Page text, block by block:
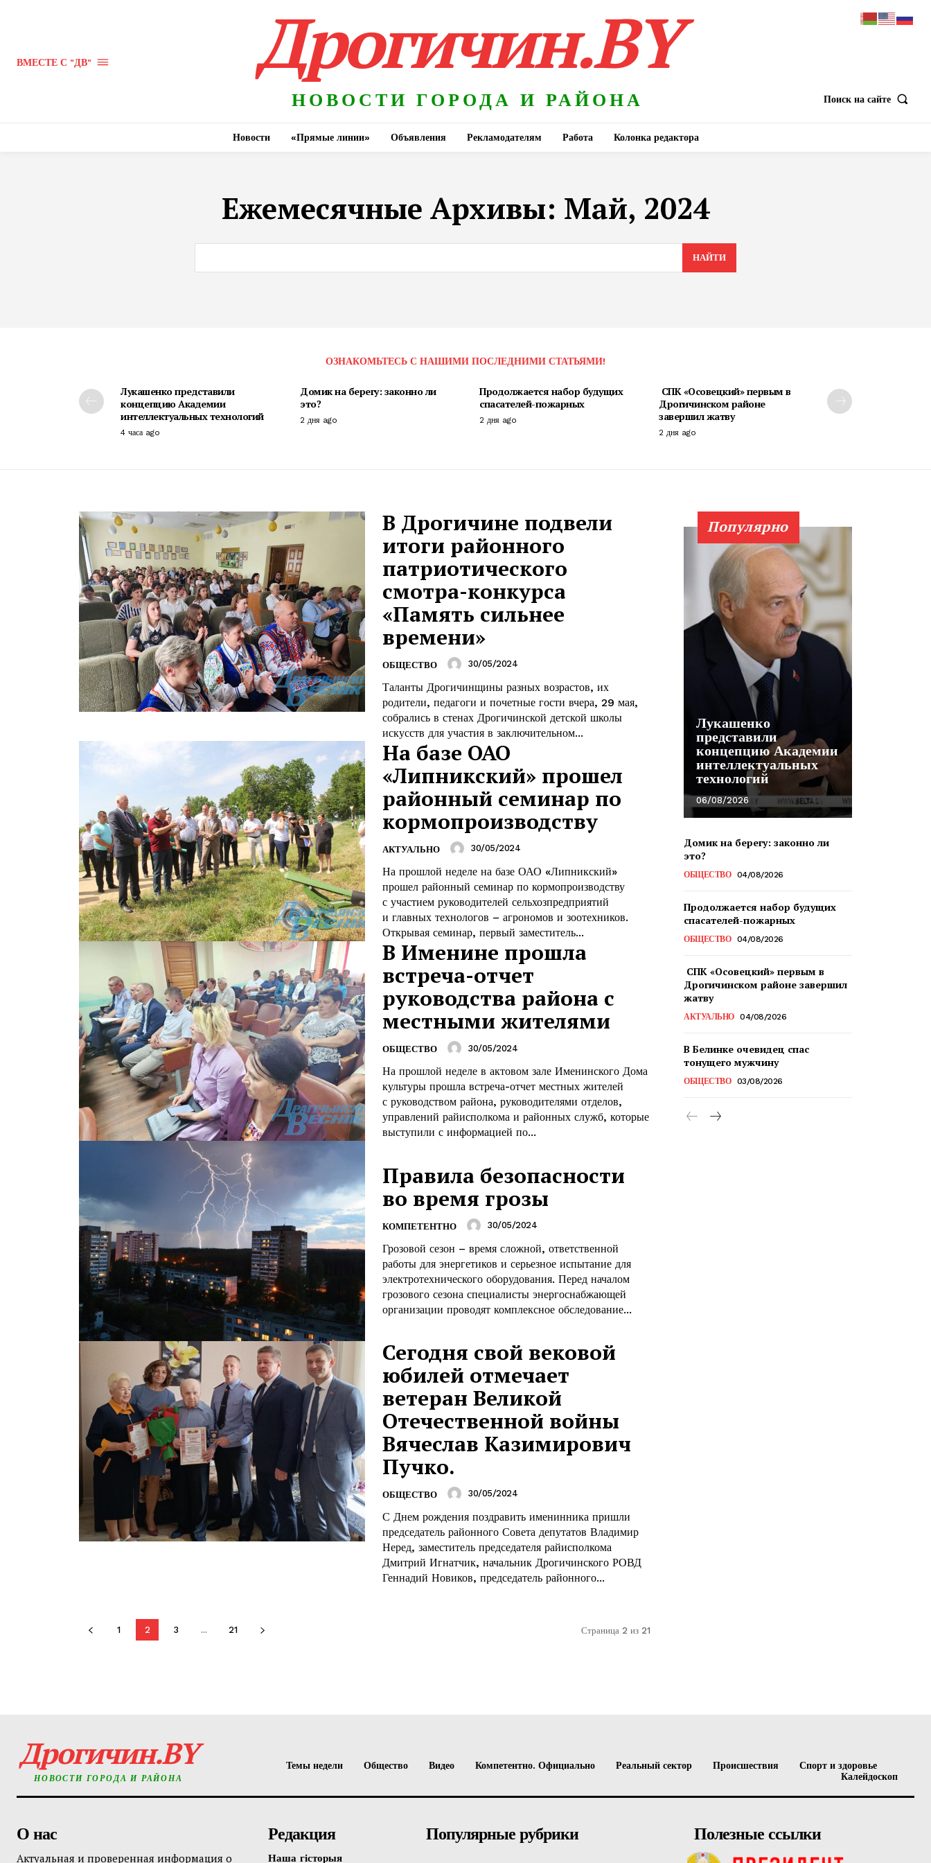
Газета
"Драгічынскі Веснік"
ПОДПИСАТЬСЯ
Редакция "ДВ"
Наша гісторыя
Контакты
Правила использования материалов
Электронные обращения
ВМЕСТЕ С "ДВ" Дрогичин.BY
НОВОСТИ ГОРОДА И РАЙОНА Поиск на сайте
Новости «Прямые линии» Объявления Рекламодателям Работа Колонка редактора
Ежемесячные Архивы: Май, 2024
НАЙТИ
ОЗНАКОМЬТЕСЬ С НАШИМИ ПОСЛЕДНИМИ СТАТЬЯМИ!
Лукашенко представили
концепцию Академии
интеллектуальных технологий
4 часа ago
Домик на берегу: законно ли
это?
2 дня ago
Продолжается набор будущих
спасателей-пожарных
2 дня ago
СПК «Осовецкий» первым в
Дрогичинском районе
завершил жатву
2 дня ago
В Дрогичине подвели
итоги районного
патриотического
смотра-конкурса
«Память сильнее
времени»
ОБЩЕСТВО 30/05/2024
Таланты Дрогичинщины разных возрастов, их
родители, педагоги и почетные гости вчера, 29 мая,
собрались в стенах Дрогичинской детской школы
искусств для участия в заключительном...
На базе ОАО
«Липникский» прошел
районный семинар по
кормопроизводству
АКТУАЛЬНО 30/05/2024
На прошлой неделе на базе ОАО «Липникский»
прошел районный семинар по кормопроизводству
с участием руководителей сельхозпредприятий
и главных технологов – агрономов и зоотехников.
Открывая семинар, первый заместитель...
В Именине прошла
встреча-отчет
руководства района с
местными жителями
ОБЩЕСТВО 30/05/2024
На прошлой неделе в актовом зале Именинского Дома
культуры прошла встреча-­отчет местных жителей
с руководством района, руководителями отделов,
управлений райисполкома и районных служб, которые
выступили с информацией по...
Правила безопасности
во время грозы
КОМПЕТЕНТНО 30/05/2024
Грозовой сезон – время сложной, ответственной
работы для энергетиков и серьезное испытание для
электротехнического оборудования. Перед началом
грозового сезона специалисты энергоснабжающей
организации проводят комплексное обследование...
Сегодня свой вековой
юбилей отмечает
ветеран Великой
Отечественной войны
Вячеслав Казимирович
Пучко.
ОБЩЕСТВО 30/05/2024
С Днем рождения поздравить именинника пришли
председатель районного Совета депутатов Владимир
Неред, заместитель председателя райисполкома
Дмитрий Игнатчик, начальник Дрогичинского РОВД
Геннадий Новиков, председатель районного...
1 2 3 ... 21 Страница 2 из 21
Популярно
Лукашенко
представили
концепцию Академии
интеллектуальных
технологий
06/08/2026
Домик на берегу: законно ли
это?
ОБЩЕСТВО 04/08/2026
Продолжается набор будущих
спасателей-пожарных
ОБЩЕСТВО 04/08/2026
СПК «Осовецкий» первым в
Дрогичинском районе завершил
жатву
АКТУАЛЬНО 04/08/2026
В Белинке очевидец спас
тонущего мужчину
ОБЩЕСТВО 03/08/2026
Дрогичин.BY
НОВОСТИ ГОРОДА И РАЙОНА
Темы недели Общество Видео Компетентно. Официально Реальный сектор Происшествия
Спорт и здоровье
Калейдоскоп
О нас
Актуальная и проверенная информация о
Редакция
Наша гісторыя
Популярные рубрики Полезные ссылки